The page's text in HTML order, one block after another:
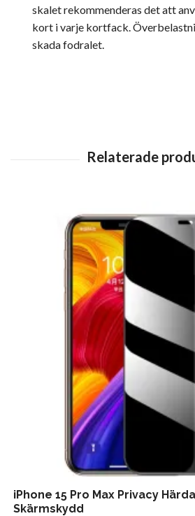
skalet rekommenderas det att
kort i varje kortfack.
skada fodralet.
iPhone 15 Pro Max Privacy
Skärmskydd